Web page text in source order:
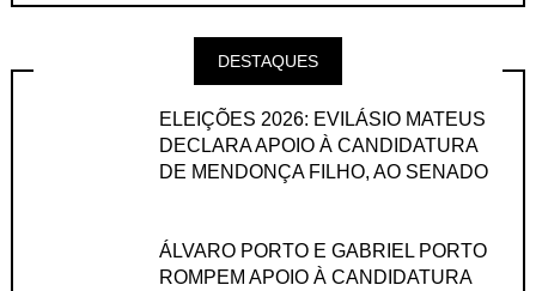
DESTAQUES
ELEIÇÕES 2026: EVILÁSIO MATEUS
DECLARA APOIO À CANDIDATURA
DE MENDONÇA FILHO, AO SENADO
ÁLVARO PORTO E GABRIEL PORTO
ROMPEM APOIO À CANDIDATURA